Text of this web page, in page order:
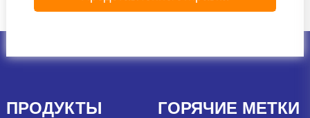
ПРОДУКТЫ ГОРЯЧИЕ МЕТКИ